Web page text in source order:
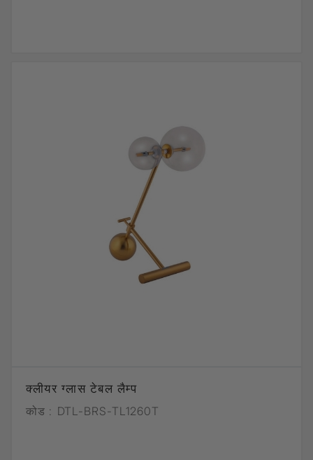
क्लीयर ग्लास टेबल लैम्प
कोड : DTL-BRS-TL1260T